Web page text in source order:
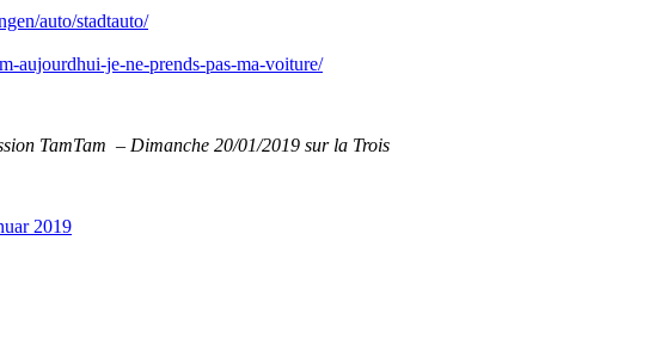
auto/stadtauto/
aujourdhui-je-ne-prends-pas-ma-voiture/
TamTam – Dimanche 20/01/2019 sur la Trois
2019